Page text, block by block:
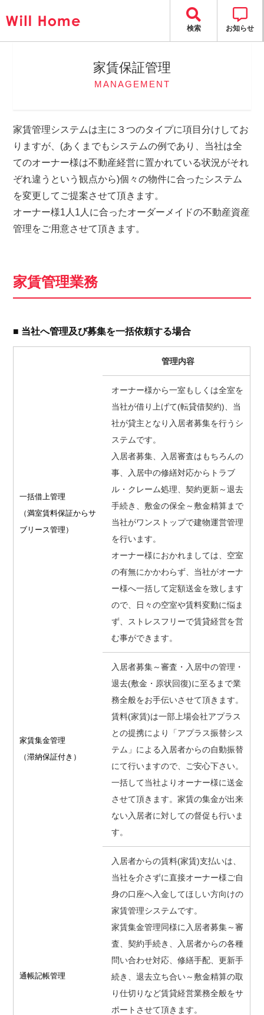
検索 お知らせ
家賃保証管理
MANAGEMENT
家賃管理システムは主に３つのタイプに項目分けしてお
りますが、(あくまでもシステムの例であり、当社は全
てのオーナー様は不動産経営に置かれている状況がそれ
ぞれ違うという観点から)個々の物件に合ったシステム
を変更してご提案させて頂きます。
オーナー様1人1人に合ったオーダーメイドの不動産資産
管理をご用意させて頂きます。
家賃管理業務
■ 当社へ管理及び募集を一括依頼する場合
管理内容
一括借上管理
（満室賃料保証からサ
ブリース管理）
オーナー様から一室もしくは全室を
当社が借り上げて(転貸借契約)、当
社が貸主となり入居者募集を行うシ
ステムです。
入居者募集、入居審査はもちろんの
事、入居中の修繕対応からトラブ
ル・クレーム処理、契約更新～退去
手続き、敷金の保全～敷金精算まで
当社がワンストップで建物運営管理
を行います。
オーナー様におかれましては、空室
の有無にかかわらず、当社がオーナ
ー様へ一括して定額送金を致します
ので、日々の空室や賃料変動に悩ま
ず、ストレスフリーで賃貸経営を営
む事ができます。
家賃集金管理
（滞納保証付き）
入居者募集～審査・入居中の管理・
退去(敷金・原状回復)に至るまで業
務全般をお手伝いさせて頂きます。
賃料(家賃)は一部上場会社アプラス
との提携により「アプラス振替シス
テム」による入居者からの自動振替
にて行いますので、ご安心下さい。
一括して当社よりオーナー様に送金
させて頂きます。家賃の集金が出来
ない入居者に対しての督促も行いま
す。
通帳記帳管理
入居者からの賃料(家賃)支払いは、
当社を介さずに直接オーナー様ご自
身の口座へ入金してほしい方向けの
家賃管理システムです。
家賃集金管理同様に入居者募集～審
査、契約手続き、入居者からの各種
問い合わせ対応、修繕手配、更新手
続き、退去立ち合い～敷金精算の取
り仕切りなど賃貸経営業務全般をサ
ポートさせて頂きます。